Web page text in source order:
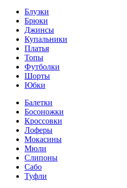
Блузки
Брюки
Джинсы
Купальники
Платья
Топы
Футболки
Шорты
Юбки
Балетки
Босоножки
Кроссовки
Лоферы
Мокасины
Мюли
Слипоны
Сабо
Туфли